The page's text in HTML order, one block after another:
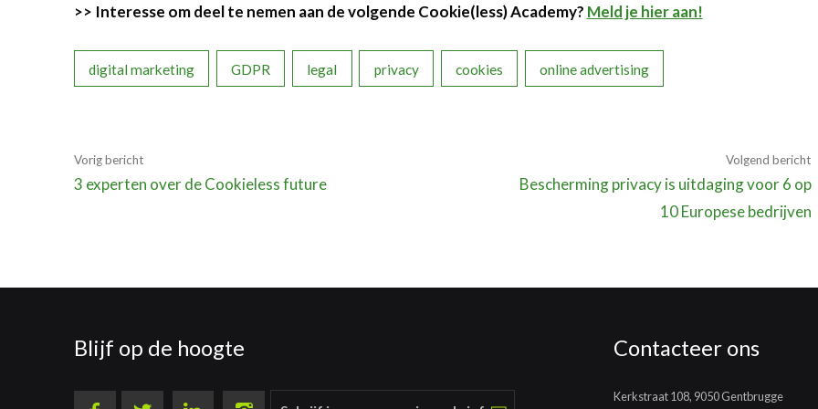
>> Interesse om deel te nemen aan de volgende Cookie(less) Academy? Meld je hier aan!
digital marketing GDPR legal privacy cookies online advertising
Vorig bericht
3 experten over de Cookieless future
Volgend bericht
Bescherming privacy is uitdaging voor 6 op
10 Europese bedrijven
Blijf op de hoogte Contacteer ons
Kerkstraat 108, 9050 Gentbrugge